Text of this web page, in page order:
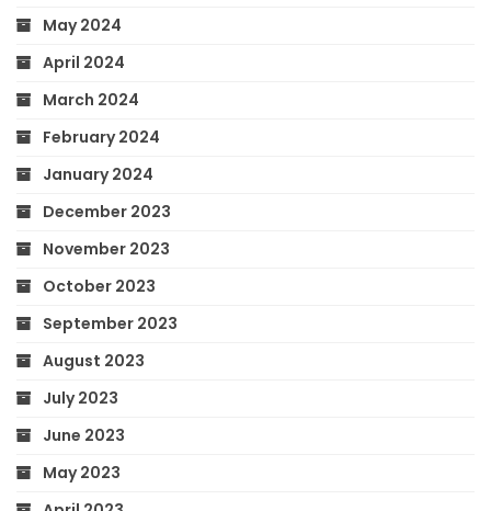
May 2024
April 2024
March 2024
February 2024
January 2024
December 2023
November 2023
October 2023
September 2023
August 2023
July 2023
June 2023
May 2023